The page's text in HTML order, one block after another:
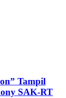
Tampil
SAK-RT